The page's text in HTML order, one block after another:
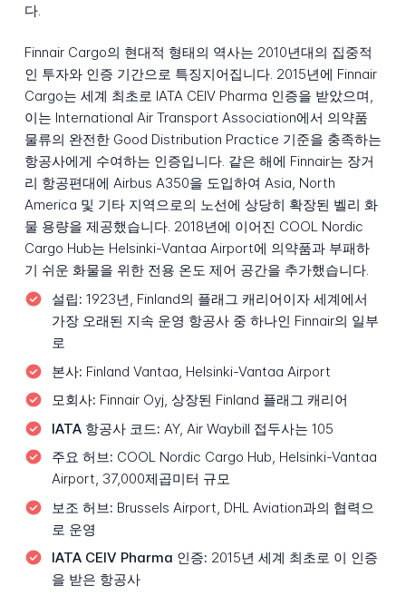
다.
Finnair Cargo의 현대적 형태의 역사는 2010년대의 집중적
인 투자와 인증 기간으로 특징지어집니다. 2015년에 Finnair
Cargo는 세계 최초로 IATA CEIV Pharma 인증을 받았으며,
이는 International Air Transport Association에서 의약품
물류의 완전한 Good Distribution Practice 기준을 충족하는
항공사에게 수여하는 인증입니다. 같은 해에 Finnair는 장거
리 항공편대에 Airbus A350을 도입하여 Asia, North
America 및 기타 지역으로의 노선에 상당히 확장된 벨리 화
물 용량을 제공했습니다. 2018년에 이어진 COOL Nordic
Cargo Hub는 Helsinki-Vantaa Airport에 의약품과 부패하
기 쉬운 화물을 위한 전용 온도 제어 공간을 추가했습니다.
설립: 1923년, Finland의 플래그 캐리어이자 세계에서
가장 오래된 지속 운영 항공사 중 하나인 Finnair의 일부
로
본사: Finland Vantaa, Helsinki-Vantaa Airport
모회사: Finnair Oyj, 상장된 Finland 플래그 캐리어
IATA 항공사 코드: AY, Air Waybill 접두사는 105
주요 허브: COOL Nordic Cargo Hub, Helsinki-Vantaa
Airport, 37,000제곱미터 규모
보조 허브: Brussels Airport, DHL Aviation과의 협력으
로 운영
IATA CEIV Pharma 인증: 2015년 세계 최초로 이 인증
을 받은 항공사